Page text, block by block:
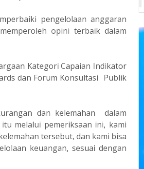
pengelolaan anggaran
opini terbaik dalam
Kategori Capaian Indikator
dan Forum Konsultasi Publik
dan kelemahan dalam
melalui pemeriksaan ini, kami
tersebut, dan kami bisa
keuangan, sesuai dengan